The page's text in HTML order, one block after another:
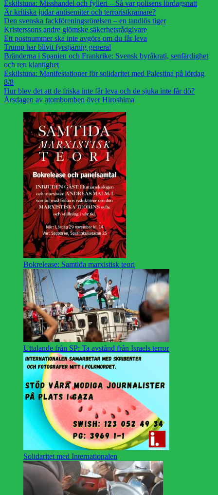
Eskilstuna: Misshandel och fylleri – Så var polisens lördagsnatt
Är kritiska judar antisemiter och terroristkramare?
Den svenska fackföreningsrörelsen – en tandlös tiger
Kristerssons andre glömske säkerhetsrådgivare
Ett postnummer ska inte avgöra om du får leva
Trump har blivit fyrstjärnig general
Bränderna i Spanien och Frankrike: Svensk byråkrati, senfärdighet
och ren klantighet
Eskilstuna: Manifestationer för solidaritet med Palestina på lördag
8/8
Hur blev det att de friska inte får leva och de sjuka inte får dö?
Årsdagen av atombomben över Hiroshima
Bokrelease: Samtida marxistisk teori
Uttalande från SP: Ta avstånd från Israels terror
Solidaritet med Internationalen